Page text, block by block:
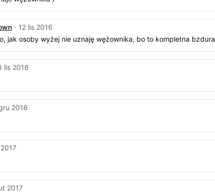
· 12 lis 2016
jak osoby wyżej nie uznaję wężownika, bo to kompletna bzdura
lis 2016
2016
2017